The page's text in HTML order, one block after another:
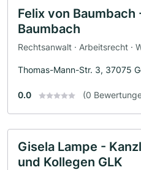
Felix von Baumbach
Baumbach
Rechtsanwalt · Arbeitsrecht ·
Thomas-Mann-Str. 3, 37075
0.0 (0
Gisela Lampe -
und Kollegen GLK